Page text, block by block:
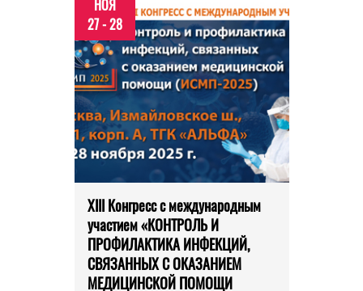
НОЯ
27 - 28
XIII Конгресс с международным
участием «КОНТРОЛЬ И
ПРОФИЛАКТИКА ИНФЕКЦИЙ,
СВЯЗАННЫХ С ОКАЗАНИЕМ
МЕДИЦИНСКОЙ ПОМОЩИ